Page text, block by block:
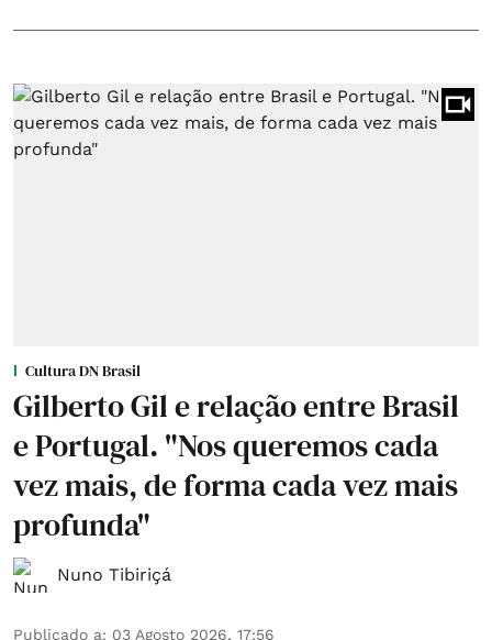
Cultura DN Brasil
Gilberto Gil e relação entre Brasil
e Portugal. "Nos queremos cada
vez mais, de forma cada vez mais
profunda"
Nuno Tibiriçá
Publicado a: 03 Agosto 2026, 17:56